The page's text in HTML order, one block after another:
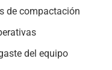
de compactación
del equipo